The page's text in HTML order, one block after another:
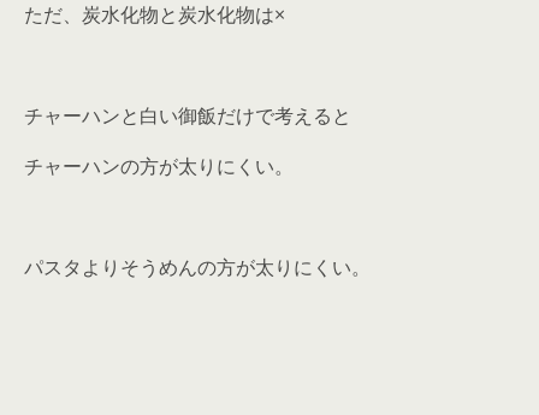
ただ、炭水化物と炭水化物は×
チャーハンと白い御飯だけで考えると
チャーハンの方が太りにくい。
パスタよりそうめんの方が太りにくい。